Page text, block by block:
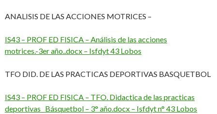
ANALISIS DE LAS ACCIONES MOTRICES –
IS43 – PROF ED FISICA – Análisis de las acciones
motrices.-3er año..docx – Isfdyt 43 Lobos
TFO DID. DE LAS PRACTICAS DEPORTIVAS BASQUETBOL
IS43 – PROF ED FISICA – TFO. Didactica de las practicas
deportivas_ Básquetbol – 3° año.docx – Isfdyt n° 43 Lobos